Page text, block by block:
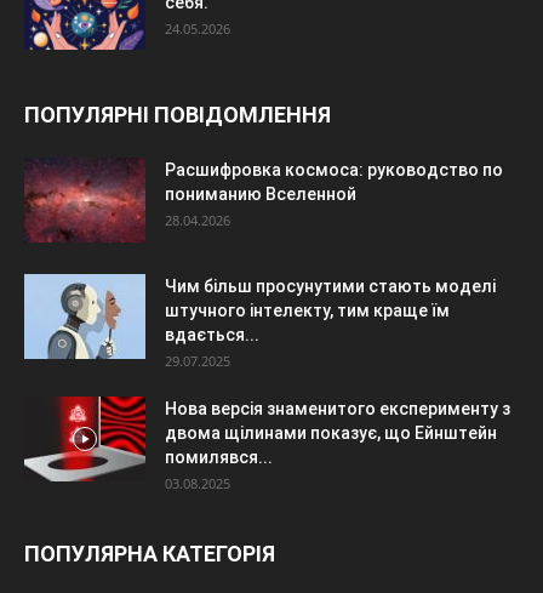
24.05.2026
ПОПУЛЯРНІ ПОВІДОМЛЕННЯ
Расшифровка космоса: руководство по
пониманию Вселенной
28.04.2026
Чим більш просунутими стають моделі
штучного інтелекту, тим краще їм
вдається...
29.07.2025
Нова версія знаменитого експерименту з
двома щілинами показує, що Ейнштейн
помилявся...
03.08.2025
ПОПУЛЯРНА КАТЕГОРІЯ